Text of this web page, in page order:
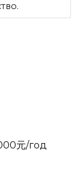
元/год